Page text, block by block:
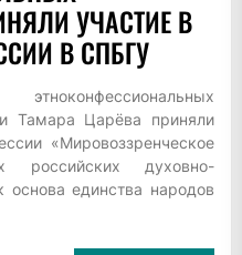
УЧАСТИЕ В
В СПБГУ
Тамара Царёва приняли
«Мировоззренческое
российских духовно-
основа единства народов